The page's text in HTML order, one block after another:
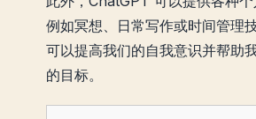
例如冥想、日常写作或时间管理
可以提高我们的自我意识并帮助
的目标。